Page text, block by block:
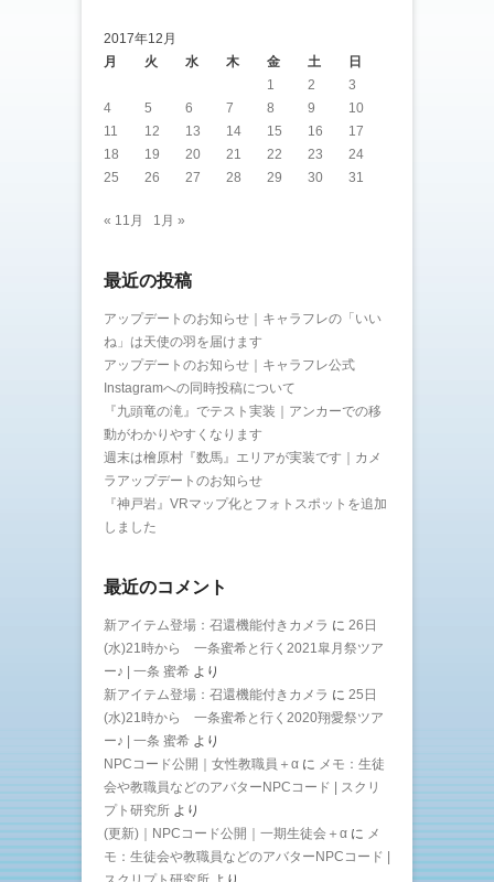
2017年12月
月
火 水 木 金 土
日
1
2
3
4
5 6 7 8 9
10
11
12 13 14 15 16
17
18
19 20 21 22 23
24
25
26 27 28 29 30 31
« 11月 1月 »
最近の投稿
アップデートのお知らせ｜キャラフレの「いい
ね」は天使の羽を届けます
アップデートのお知らせ｜キャラフレ公式
Instagramへの同時投稿について
『九頭竜の滝』でテスト実装｜アンカーでの移
動がわかりやすくなります
週末は檜原村『数馬』エリアが実装です｜カメ
ラアップデートのお知らせ
『神戸岩』VRマップ化とフォトスポットを追加
しました
最近のコメント
新アイテム登場：召還機能付きカメラ に 26日
(水)21時から 一条蜜希と行く2021皐月祭ツア
ー♪ | 一条 蜜希 より
新アイテム登場：召還機能付きカメラ に 25日
(水)21時から 一条蜜希と行く2020翔愛祭ツア
ー♪ | 一条 蜜希 より
NPCコード公開｜女性教職員＋α に メモ：生徒
会や教職員などのアバターNPCコード | スクリ
プト研究所 より
(更新)｜NPCコード公開｜一期生徒会＋α に メ
モ：生徒会や教職員などのアバターNPCコード |